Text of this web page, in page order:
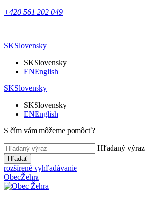
+420 561 202 049
SKSlovensky
SKSlovensky
ENEnglish
SKSlovensky
SKSlovensky
ENEnglish
S čím vám môžeme pomôcť?
Hľadaný výraz
Hľadať
rozšírené vyhľadávanie
ObecŽehra